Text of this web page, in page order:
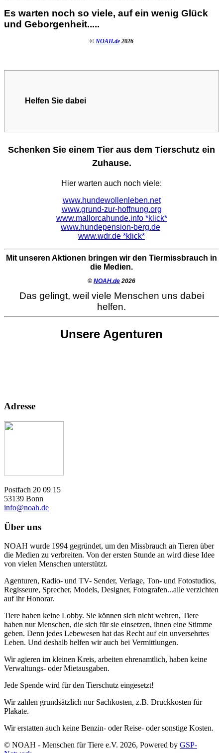
Es warten noch so viele, auf ein wenig Glück
und Geborgenheit.....
© NOAH.de 2026
Helfen Sie dabei
Schenken Sie einem Tier aus dem Tierschutz ein
Zuhause.
Hier warten auch noch viele:
www.hundewollenleben.net
www.grund-zur-hoffnung.org
www.mallorcahunde.info *klick*
www.hundepension-berg.de
www.wdr.de *klick*
Mit unseren Aktionen bringen wir den Tiermissbrauch in
die Medien.
© NOAH.de 2026
Das gelingt, weil viele Menschen uns dabei
helfen.
Unsere Agenturen
Adresse
Postfach 20 09 15
53139 Bonn
info@noah.de
Über uns
NOAH wurde 1994 gegründet, um den Missbrauch an Tieren über
die Medien zu verbreiten. Von der ersten Stunde an wird diese Idee
von vielen Menschen unterstützt.
Agenturen, Radio- und TV- Sender, Verlage, Ton- und Fotostudios,
Regisseure, Sprecher, Models, Designer, Fotografen...alle verzichten
auf ihr Honorar.
Tiere haben keine Lobby. Sie können sich nicht wehren, Tiere
haben nur Menschen, die sich für sie einsetzen, ihnen eine Stimme
geben. Denn jedes Lebewesen hat das Recht auf ein unversehrtes
Leben. Und deshalb helfen wir auch bei Vermittlungen.
Wir agieren im kleinen Kreis, arbeiten ehrenamtlich, haben keine
Verwaltungs- oder Mietausgaben.
Jede Spende wird für den Tierschutz eingesetzt!
Wir zahlen grundsätzlich nur Sachkosten, z.B. Druckkosten für
Plakate.
Wir erstatten auch keine Benzin- oder Reise- oder sonstige Kosten.
© NOAH - Menschen für Tiere e.V. 2026, Powered by GSP-